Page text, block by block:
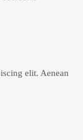
elit. Aenean